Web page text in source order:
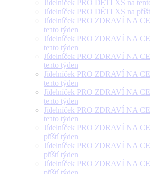
Jídelníček PRO DĚTI XS na
Jídelníček PRO DĚTI XS na
Jídelníček PRO ZDRAVÍ NA
tento týden
Jídelníček PRO ZDRAVÍ NA
tento týden
Jídelníček PRO ZDRAVÍ NA
tento týden
Jídelníček PRO ZDRAVÍ NA
tento týden
Jídelníček PRO ZDRAVÍ NA
tento týden
Jídelníček PRO ZDRAVÍ NA
tento týden
Jídelníček PRO ZDRAVÍ NA
příští týden
Jídelníček PRO ZDRAVÍ NA
příští týden
Jídelníček PRO ZDRAVÍ NA
příští týden